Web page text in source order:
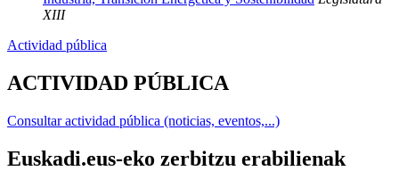
XIII
Actividad pública
ACTIVIDAD PÚBLICA
Consultar actividad pública (noticias, eventos,...)
Euskadi.eus-eko zerbitzu erabilienak